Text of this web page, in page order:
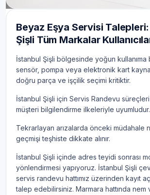
Beyaz Eşya Servisi
Şişli Tüm Markalar
İstanbul Şişli bölgesinde yoğun kullanıma
sensör, pompa veya elektronik kart
doğru parça ve işçilik seçimi kritiktir.
İstanbul Şişli için Servis Randevu
müşteri bilgilendirme ilkeleriyle uyumludur.
Tekrarlayan arızalarda önceki müdahale
geçmişi teşhiste dikkate alınır.
İstanbul Şişli içinde adres teyidi sonrası
yönlendirmesi yapıyoruz. İstanbul Şişli
servis randevu hattımız üzerinden kayıt
talep edebilirsiniz. Marmara hattında nem